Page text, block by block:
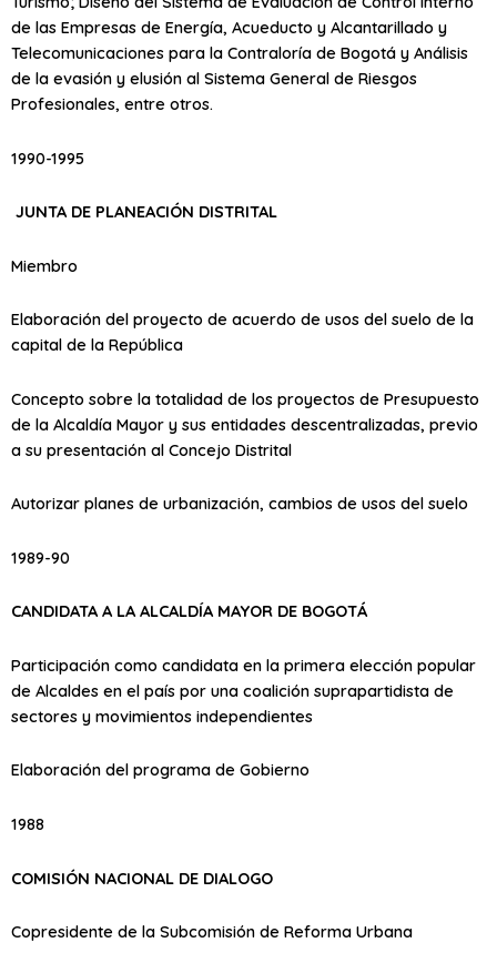
de las Empresas de Energía, Acueducto y Alcantarillado y
Telecomunicaciones para la Contraloría de Bogotá y Análisis
de la evasión y elusión al Sistema General de Riesgos
Profesionales, entre otros.
1990-1995
JUNTA DE PLANEACIÓN DISTRITAL
Miembro
Elaboración del proyecto de acuerdo de usos del suelo de la
capital de la República
Concepto sobre la totalidad de los proyectos de Presupuesto
de la Alcaldía Mayor y sus entidades descentralizadas, previo
a su presentación al Concejo Distrital
Autorizar planes de urbanización, cambios de usos del suelo
1989-90
CANDIDATA A LA ALCALDÍA MAYOR DE BOGOTÁ
Participación como candidata en la primera elección popular
de Alcaldes en el país por una coalición suprapartidista de
sectores y movimientos independientes
Elaboración del programa de Gobierno
1988
COMISIÓN NACIONAL DE DIALOGO
Copresidente de la Subcomisión de Reforma Urbana